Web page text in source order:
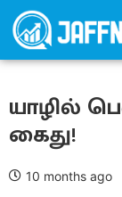
யாழில்
கைது!
10 months ago